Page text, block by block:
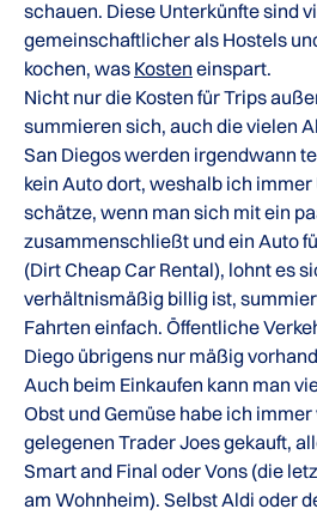
schauen. Diese Unterkünfte sind
gemeinschaftlicher als Hostels
kochen, was Kosten einspart.
Nicht nur die Kosten für Trips
summieren sich, auch die vielen
San Diegos werden irgendwann
kein Auto dort, weshalb ich
schätze, wenn man sich mit ein
zusammenschließt und ein Auto
(Dirt Cheap Car Rental), lohnt es
verhältnismäßig billig ist,
Fahrten einfach. Öffentliche
Diego übrigens nur mäßig
Auch beim Einkaufen kann man
Obst und Gemüse habe ich immer
gelegenen Trader Joes gekauft,
Smart and Final oder Vons (die
am Wohnheim). Selbst Aldi oder